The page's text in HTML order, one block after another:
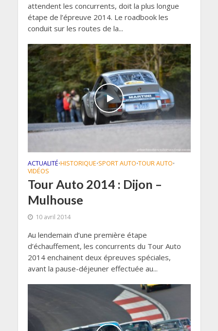
attendent les concurrents, doit la plus longue
étape de l’épreuve 2014. Le roadbook les
conduit sur les routes de la...
ACTUALITÉ•HISTORIQUE•SPORT AUTO•TOUR AUTO•
VIDÉOS
Tour Auto 2014 : Dijon –
Mulhouse
10 avril 2014
Au lendemain d’une première étape
d’échauffement, les concurrents du Tour Auto
2014 enchainent deux épreuves spéciales,
avant la pause-déjeuner effectuée au...